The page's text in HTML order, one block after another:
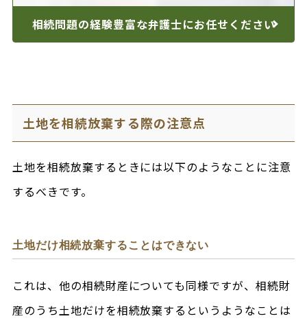
相続問題の経験豊富な弁護士にお任せください
土地を相続放棄する際の注意点
土地を相続放棄するときには以下のようなことに注意
するべきです。
土地だけ相続放棄することはできない
これは、他の相続財産についても同様ですが、相続財
産のうち土地だけを相続放棄するというようなことは